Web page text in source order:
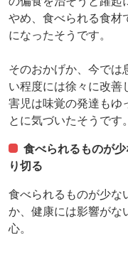
やめ、食べられる食材
になったそうです。
そのおかげか、今では
い程度には徐々に改
害児は味覚の発達もゆ
とに気づいたそうです。
食べられるものが
り切る
食べられるものが少な
か、健康には影響がな
心。